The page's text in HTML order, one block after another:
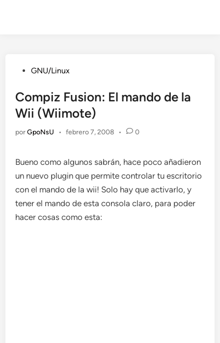
Publicado
GNU/Linux
Compiz Fusion: El mando de la
Wii (Wiimote)
porGpoNsU • febrero 7, 2008 • 0
Bueno como algunos sabrán, hace poco añadieron
un nuevo plugin que permite controlar tu escritorio
con el mando de la wii! Solo hay que activarlo, y
tener el mando de esta consola claro, para poder
hacer cosas como esta: